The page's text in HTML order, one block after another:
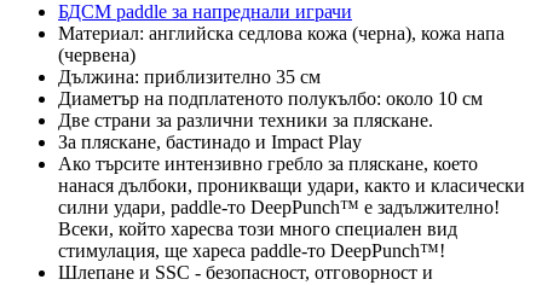
БДСМ paddle за напреднали играчи
Материал: английска седлова кожа (черна), кожа напа
(червена)
Дължина: приблизително 35 см
Диаметър на подплатеното полукълбо: около 10 см
Две страни за различни техники за пляскане.
За пляскане, бастинадо и Impact Play
Ако търсите интензивно гребло за пляскане, което
нанася дълбоки, проникващи удари, както и класически
силни удари, paddle-то DeepPunch™ е задължително!
Всеки, който харесва този много специален вид
стимулация, ще хареса paddle-то DeepPunch™!
Шлепане и SSC - безопасност, отговорност и